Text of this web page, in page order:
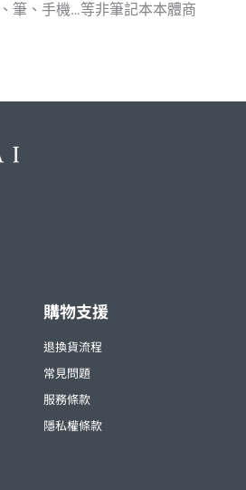
筆、手機…等非筆記本本體商
購物支援
退換貨流程
常見問題
服務條款
隱私權條款